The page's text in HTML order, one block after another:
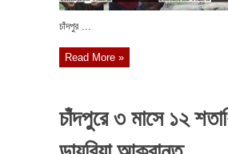
চাঁদপুর ...
Read More »
চাঁদপুরে ৩ মাসে ১২